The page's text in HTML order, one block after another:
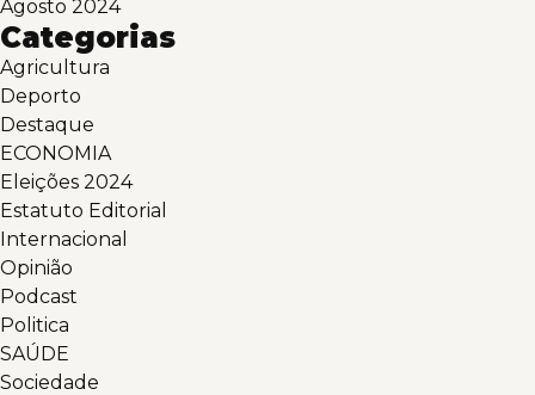
Agosto 2024
Categorias
Agricultura
Deporto
Destaque
ECONOMIA
Eleições 2024
Estatuto Editorial
Internacional
Opinião
Podcast
Politica
SAÚDE
Sociedade